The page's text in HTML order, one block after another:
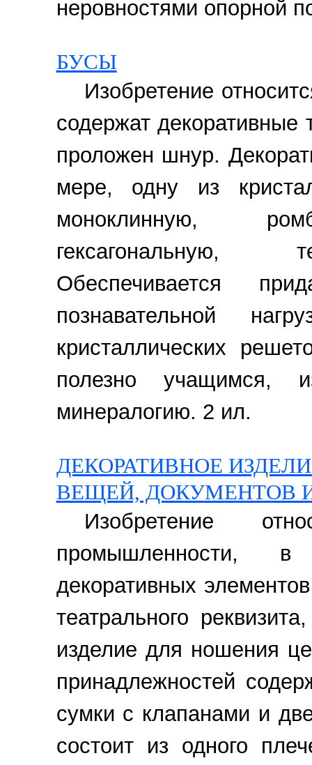
неровностями опорной
БУСЫ
Изобретение
содержат декоративные
проложен шнур.
мере, одну из
моноклинную,
гексагональную,
Обеспечивается
познавательной
кристаллических
полезно учащимся,
минералогию. 2 ил.
ДЕКОРАТИВНОЕ
ВЕЩЕЙ, ДОКУМЕНТОВ
Изобретение
промышленности,
декоративных
театрального
изделие для ношения
принадлежностей
сумки с клапанами и
состоит из одного